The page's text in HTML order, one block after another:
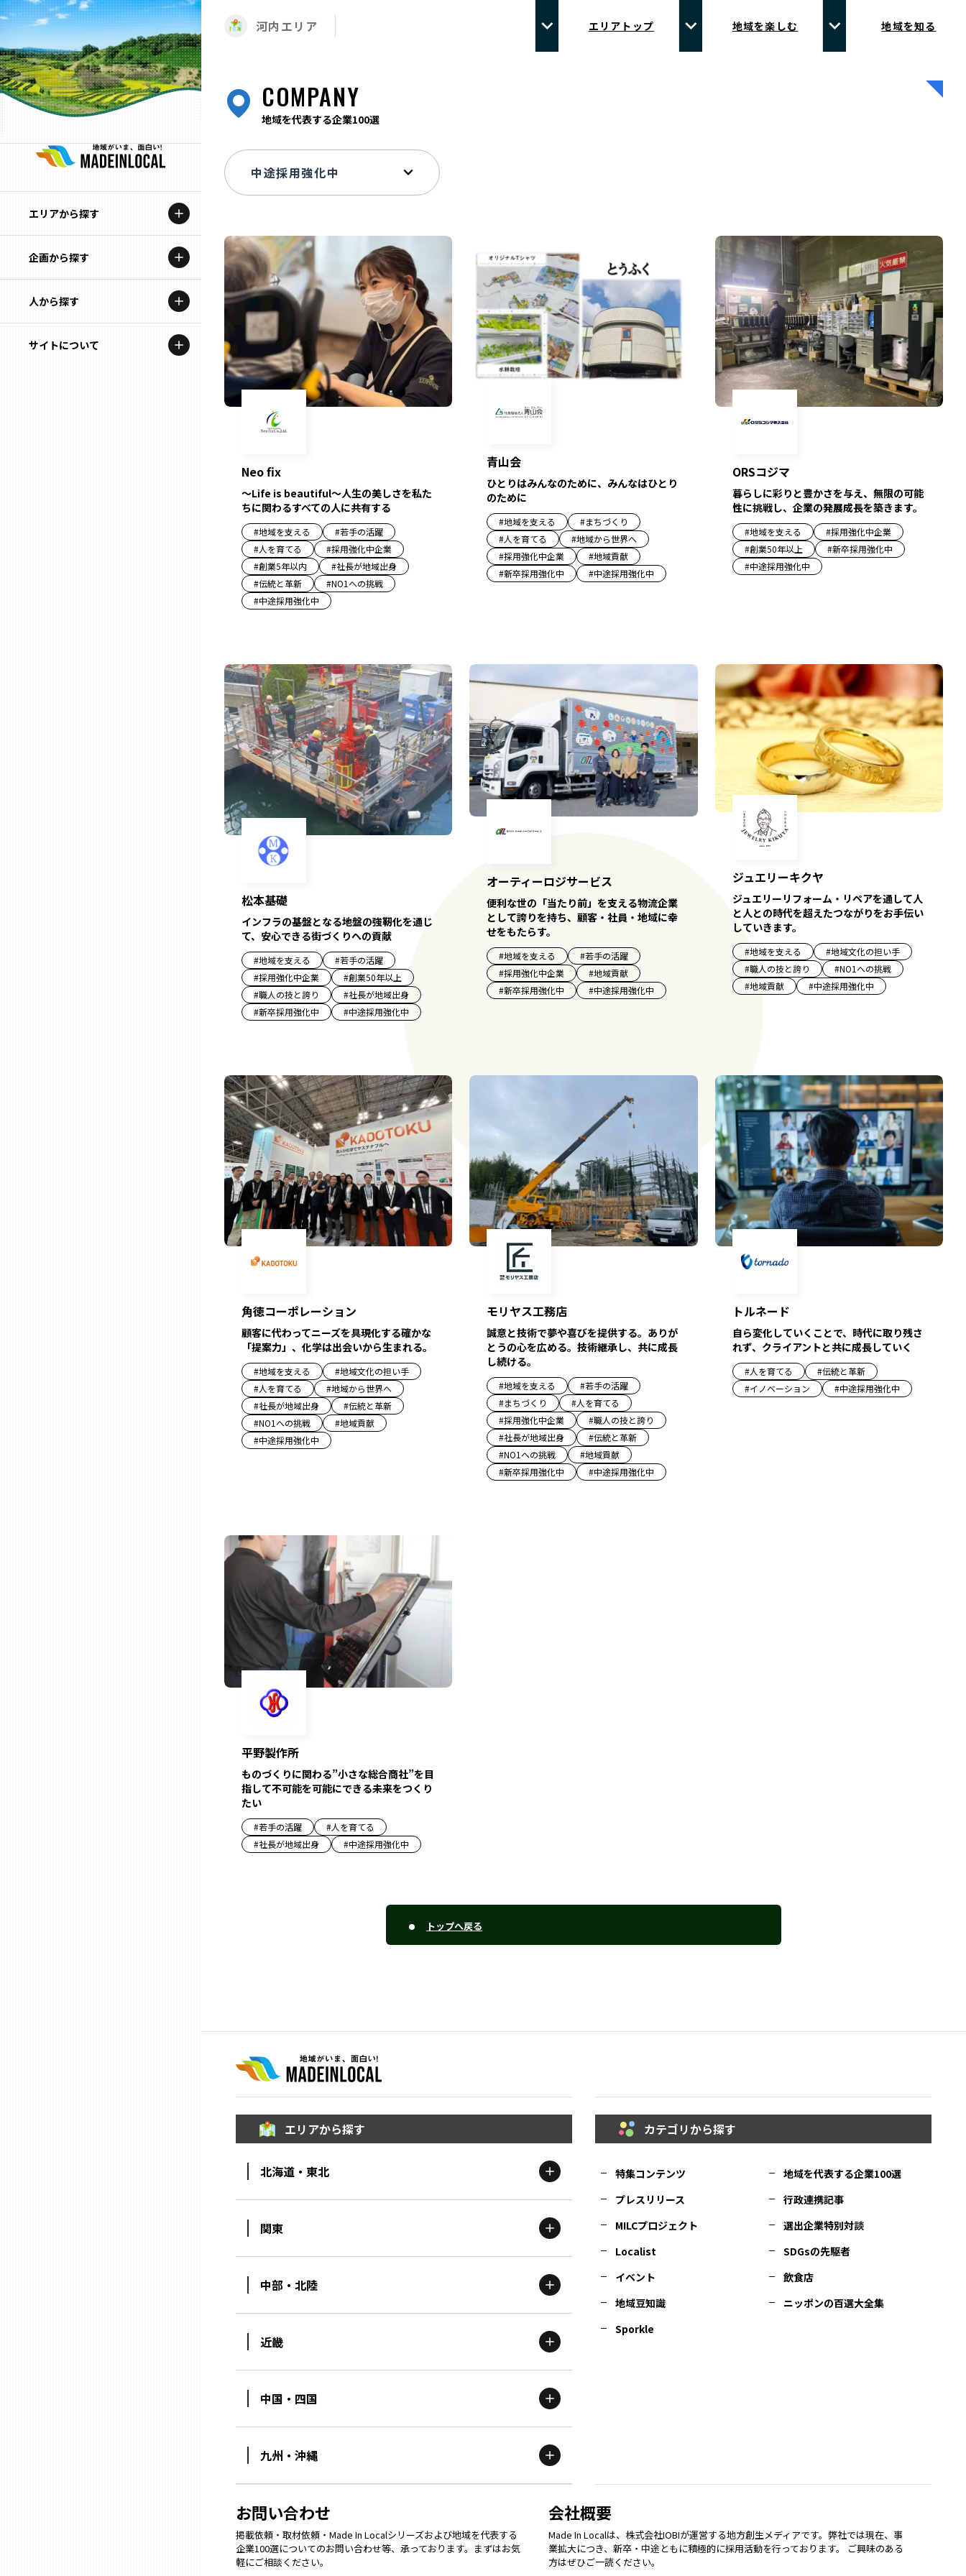
エリアから探す
北海道
青森
岩手
企画から探す
特集コンテンツ
地域を代表する企業100選
人から探す
記事ライター
サイトについて
河内エリア エリアトップ 地域を楽しむ 地域を知る
COMPANY
地域を代表する企業100選
Neo fix
～Life is beautiful～人生の美しさを私た
ちに関わるすべての人に共有する
#地域を支える #若手の活躍
#人を育てる #採用強化中企業
#創業5年以内 #社長が地域出身
#伝統と革新 #NO1への挑戦
#中途採用強化中
青山会
ひとりはみんなのために、みんなはひとり
のために
#地域を支える #まちづくり
#人を育てる #地域から世界へ
#採用強化中企業 #地域貢献
#新卒採用強化中 #中途採用強化中
ORSコジマ
暮らしに彩りと豊かさを与え、無限の可能
性に挑戦し、企業の発展成長を築きます。
#地域を支える #採用強化中企業
#創業50年以上 #新卒採用強化中
#中途採用強化中
松本基礎
インフラの基盤となる地盤の強靭化を通じ
て、安心できる街づくりへの貢献
#地域を支える #若手の活躍
#採用強化中企業 #創業50年以上
#職人の技と誇り #社長が地域出身
#新卒採用強化中 #中途採用強化中
オーティーロジサービス
便利な世の「当たり前」を支える物流企業
として誇りを持ち、顧客・社員・地域に幸
せをもたらす。
#地域を支える #若手の活躍
#採用強化中企業 #地域貢献
#新卒採用強化中 #中途採用強化中
ジュエリーキクヤ
ジュエリーリフォーム・リペアを通して人
と人との時代を超えたつながりをお手伝い
していきます。
#地域を支える #地域文化の担い手
#職人の技と誇り #NO1への挑戦
#地域貢献 #中途採用強化中
角徳コーポレーション
顧客に代わってニーズを具現化する確かな
「提案力」、化学は出会いから生まれる。
#地域を支える #地域文化の担い手
#人を育てる #地域から世界へ
#社長が地域出身 #伝統と革新
#NO1への挑戦 #地域貢献
#中途採用強化中
モリヤス工務店
誠意と技術で夢や喜びを提供する。ありが
とうの心を広める。技術継承し、共に成長
し続ける。
#地域を支える #若手の活躍
#まちづくり #人を育てる
#採用強化中企業 #職人の技と誇り
#社長が地域出身 #伝統と革新
#NO1への挑戦 #地域貢献
#新卒採用強化中 #中途採用強化中
トルネード
自ら変化していくことで、時代に取り残さ
れず、クライアントと共に成長していく
#人を育てる #伝統と革新
#イノベーション #中途採用強化中
平野製作所
ものづくりに関わる”小さな総合商社”を目
指して不可能を可能にできる未来をつくり
たい
#若手の活躍 #人を育てる
#社長が地域出身 #中途採用強化中
トップへ戻る
エリアから探す
北海道・東北
青森エリア
岩手エリア
山形
関東
栃木エリア
群馬エリア
千葉エリア
中部・北陸
富山エリア
石川エリア
福井エリア
近畿
京都エリア
大阪市 エリア
中国・四国
島根エリア
九州・沖縄
福岡エリア
カテゴリから探す
特集コンテンツ
地域を代表する企業100選
プレスリリース
行政連携記事
MILCプロジェクト
選出企業特別対談
Localist
SDGsの先駆者
イベント
飲食店
地域豆知識
ニッポンの百選大全集
Sporkle
お問い合わせ
掲載依頼・取材依頼・Made In Localシリーズおよび地域を代表する
企業100選についてのお問い合わせ等、承っております。まずはお気
軽にご相談ください。
会社概要
Made In Localは、株式会社IOBIが運営する地方創生メディアです。弊社では現在、事
業拡大につき、新卒・中途ともに積極的に採用活動を行っております。 ご興味のある
方はぜひご一読ください。